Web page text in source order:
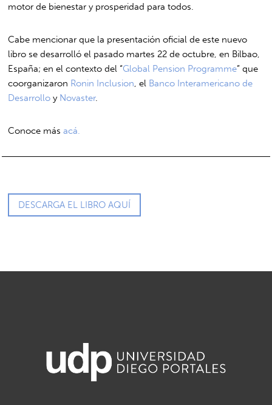
motor de bienestar y prosperidad para todos.
Cabe mencionar que la presentación oficial de este nuevo
libro se desarrolló el pasado martes 22 de octubre, en Bilbao,
España; en el contexto del “Global Pension Programme” que
coorganizaron Ronin Inclusion , el Banco Interamericano de
Desarrollo y Novaster.
Conoce másacá.
DESCARGA EL LIBRO AQUÍ